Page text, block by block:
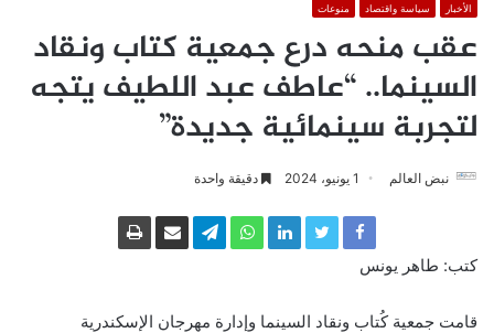
الأخبار سياسة واقتصاد منوعات
عقب منحه درع جمعية كتاب ونقاد
السينما.. “عاطف عبد اللطيف يتجه
لتجربة سينمائية جديدة”
نبض العالم 1 يونيو، 2024 دقيقة واحدة
كتب: طاهر يونس
قامت جمعية كُتاب ونقاد السينما وإدارة مهرجان الإسكندرية